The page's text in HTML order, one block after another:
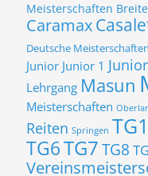
Meisterschaften
Caramax
Deutsche Meisterschaften
Junior Junior 1
Lehrgang Masun
Meisterschaften
Reiten Springen TG1
TG6TG7TG8